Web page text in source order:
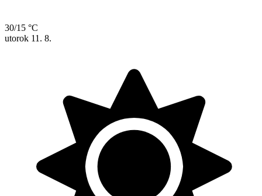
30/15 °C
utorok 11. 8.